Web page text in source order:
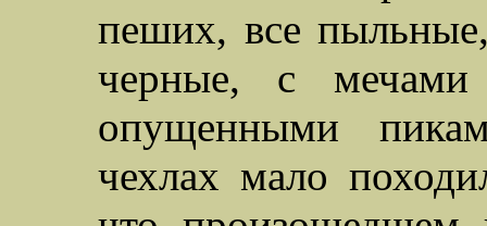
пеших, все
черные, с
опущенными
чехлах мало